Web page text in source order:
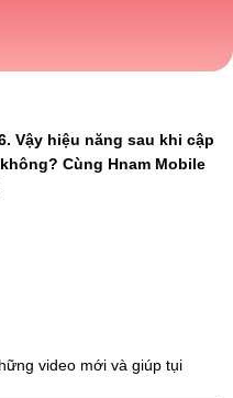
Vậy hiệu năng sau khi cập
Cùng Hnam Mobile
video mới và giúp tụi